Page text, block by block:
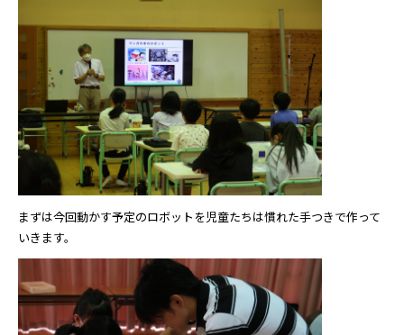
まずは今回動かす予定のロボットを児童たちは慣れた手つきで作って
いきます。